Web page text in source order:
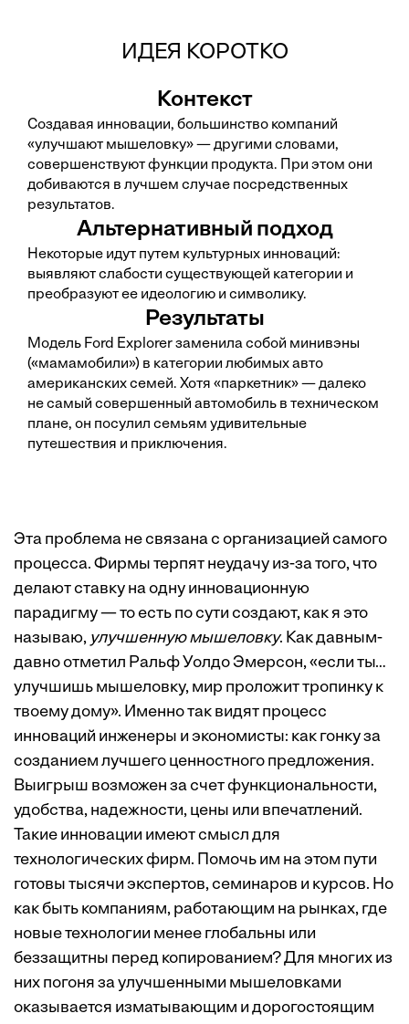
ИДЕЯ КОРОТКО
Контекст
Создавая инновации, большинство компаний
«улучшают мышеловку» — другими словами,
совершенствуют функции продукта. При этом они
добиваются в лучшем случае посредственных
результатов.
Альтернативный подход
Некоторые идут путем культурных инноваций:
выявляют слабости существующей категории и
преобразуют ее идеологию и символику.
Результаты
Модель Ford Explorer заменила собой минивэны
(«мамамобили») в категории любимых авто
американских семей. Хотя «паркетник» — далеко
не самый совершенный автомобиль в техническом
плане, он посулил семьям удивительные
путешествия и приключения.
Эта проблема не связана с организацией самого
процесса. Фирмы терпят неудачу из-за того, что
делают ставку на одну инновационную
парадигму — то есть по сути создают, как я это
называю, улучшенную мышеловку. Как давным-
давно отметил Ральф Уолдо Эмерсон, «если ты…
улучшишь мышеловку, мир проложит тропинку к
твоему дому». Именно так видят процесс
инноваций инженеры и экономисты: как гонку за
созданием лучшего ценностного предложения.
Выигрыш возможен за счет функциональности,
удобства, надежности, цены или впечатлений.
Такие инновации имеют смысл для
технологических фирм. Помочь им на этом пути
готовы тысячи экспертов, семинаров и курсов. Но
как быть компаниям, работающим на рынках, где
новые технологии менее глобальны или
беззащитны перед копированием? Для многих из
них погоня за улучшенными мышеловками
оказывается изматывающим и дорогостоящим